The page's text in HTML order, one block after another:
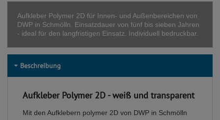
Aufkleber Polymer 2D für Innen- und Außenbereichen von
DWP in Schmölln. Einsatzdauer von fünf bis sieben Jahren
- ideal für den langfristigen Einsatz. Individuell bedruckbar.
Beschreibung
Aufkleber Polymer 2D - weiß und transparent
Mit den Aufklebern polymer 2D von DWP in Schmölln